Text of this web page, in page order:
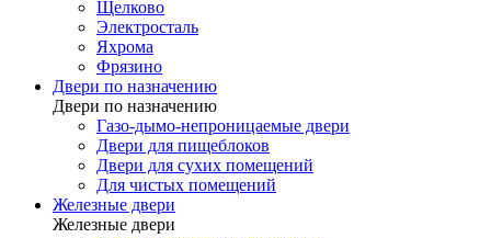
Щелково
Электросталь
Яхрома
Фрязино
Двери по назначению
Двери по назначению
Газо-дымо-непроницаемые двери
Двери для пищеблоков
Двери для сухих помещений
Для чистых помещений
Железные двери
Железные двери